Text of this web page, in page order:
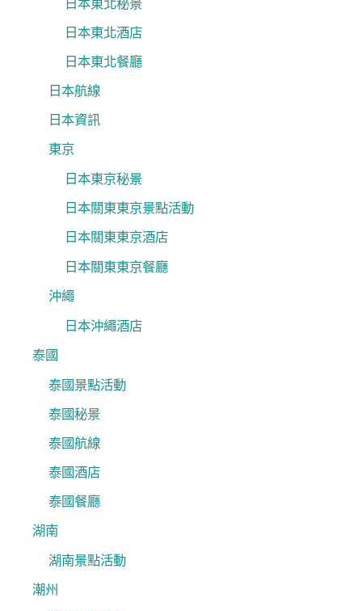
日本東北秘景
日本東北酒店
日本東北餐廳
日本航線
日本資訊
東京
日本東京秘景
日本關東東京景點活動
日本關東東京酒店
日本關東東京餐廳
沖繩
日本沖繩酒店
泰國
泰國景點活動
泰國秘景
泰國航線
泰國酒店
泰國餐廳
湖南
湖南景點活動
潮州